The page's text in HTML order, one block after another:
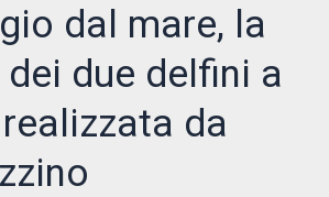
dal mare, la
due delfini a
da